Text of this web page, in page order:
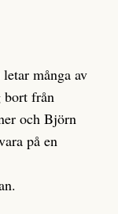
många av
bort från
och Björn
på en